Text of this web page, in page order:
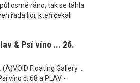
osmé ráno, tak se táhla
řada lidí, kteří čekali
& Psí víno ... 26.
Floating Gallery ...
víno č. 68 a PLAV -